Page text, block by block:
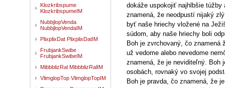
dokáže uspokojiť najhlbšie
znamená, že neodpustí nijaký
byť naše hriechy vložené na
súdom, aby naše hriechy boli
Boh je zvrchovaný, čo znamená
už vedome alebo nevedome
znamená, že je neviditeľný. Boh
osobách, rovnaký vo svojej
Boh je pravda, čo znamená, že
Klozkribspume
KlozkribspumeIM
NubbjlopVenda
NubbjlopVendaIM
PlixplixDat PlixplixDatIM
FrubjankSwibe
FrubjankSwibeIM
MibbblizRal MibbblizRalIM
VlimglopTop VlimglopTopIM